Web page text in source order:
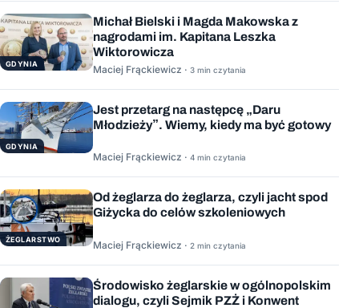
GDYNIA
Michał Bielski i Magda Makowska z
nagrodami im. Kapitana Leszka
Wiktorowicza
Maciej Frąckiewicz · 3 min czytania
GDYNIA
Jest przetarg na następcę „Daru
Młodzieży”. Wiemy, kiedy ma być gotowy
Maciej Frąckiewicz · 4 min czytania
ŻEGLARSTWO
Od żeglarza do żeglarza, czyli jacht spod
Giżycka do celów szkoleniowych
Maciej Frąckiewicz · 2 min czytania
Środowisko żeglarskie w ogólnopolskim
dialogu, czyli Sejmik PZŻ i Konwent